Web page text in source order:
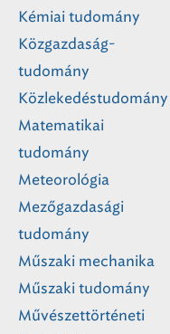
Kémiai tudomány
Közgazdaság-
tudomány
Közlekedéstudomány
Matematikai
tudomány
Meteorológia
Mezőgazdasági
tudomány
Műszaki mechanika
Műszaki tudomány
Művészettörténeti